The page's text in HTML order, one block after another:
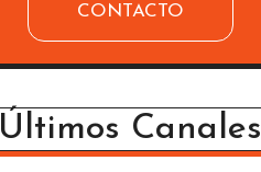
CONTACTO
Últimos Canales